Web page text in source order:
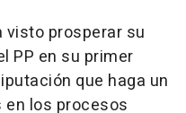
visto prosperar su
PP en su primer
que haga un
los procesos